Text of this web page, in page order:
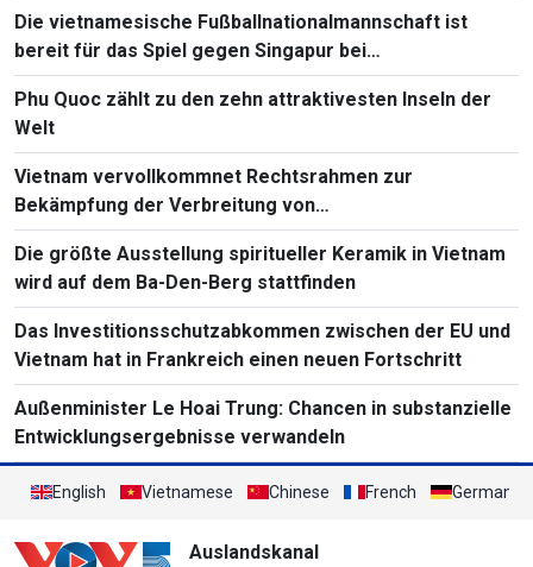
Die vietnamesische Fußballnationalmannschaft ist
bereit für das Spiel gegen Singapur bei
Südostasienmeisterschaft 2026
Phu Quoc zählt zu den zehn attraktivesten Inseln der
Welt
Vietnam vervollkommnet Rechtsrahmen zur
Bekämpfung der Verbreitung von
Massenvernichtungswaffen
Die größte Ausstellung spiritueller Keramik in Vietnam
wird auf dem Ba-Den-Berg stattfinden
Das Investitionsschutzabkommen zwischen der EU und
Vietnam hat in Frankreich einen neuen Fortschritt
Außenminister Le Hoai Trung: Chancen in substanzielle
Entwicklungsergebnisse verwandeln
English Vietnamese Chinese French German
Auslandskanal